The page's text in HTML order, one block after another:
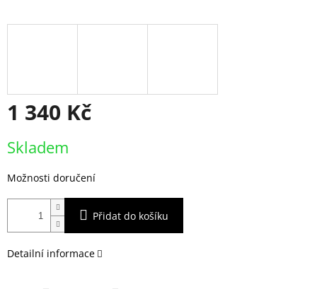
1 340 Kč
cena:
Skladem
Možnosti doručení
Přidat do košíku
Detailní informace